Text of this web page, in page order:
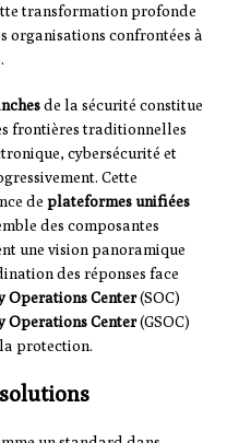
transformation profonde
organisations confrontées à
de la sécurité constitue
frontières traditionnelles
cybersécurité et
Cette
de plateformes unifiées
des composantes
une vision panoramique
des réponses face
Operations Center(SOC)
Operations Center(GSOC)
protection.